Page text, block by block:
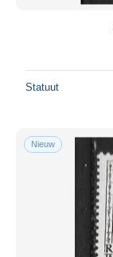
Statuut
Nieuw